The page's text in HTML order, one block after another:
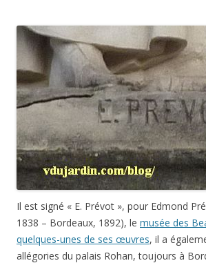
Il est signé « E. Prévot », pour Edmond
1838 – Bordeaux, 1892), le musée des
quelques-unes de ses œuvres, il a
allégories du palais Rohan, toujours à